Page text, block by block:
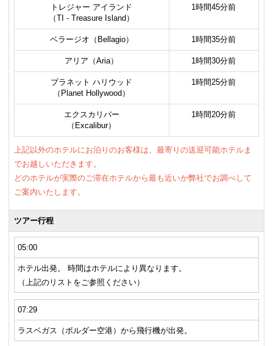
トレジャー アイランド
（TI - Treasure Island）
1時間45分前
ベラージオ（Bellagio） 1時間35分前
アリア（Aria） 1時間30分前
プラネット ハリウッド
（Planet Hollywood）
1時間25分前
エクスカリバー
（Excalibur）
1時間20分前
上記以外のホテルにお泊りのお客様は、最寄りの送迎可能ホテルま
でお越しいただきます。
どのホテルが実際のご滞在ホテルから最も近いか弊社でお調べして
ご案内いたします。
ツアー行程
05:00
ホテル出発。 時間はホテルにより異なります。
（上記のリストをご参照ください）
07:29
ラスベガス（ボルダー空港）から飛行機が出発。